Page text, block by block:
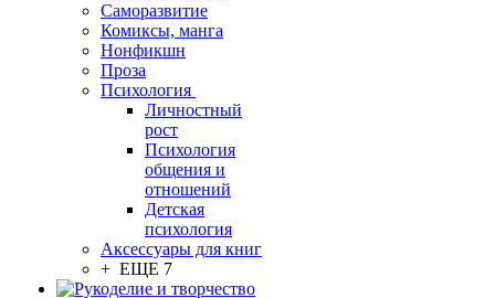
Саморазвитие
Комиксы, манга
Нонфикшн
Проза
Психология
Личностный
рост
Психология
общения и
отношений
Детская
психология
Аксессуары для книг
+ ЕЩЕ 7